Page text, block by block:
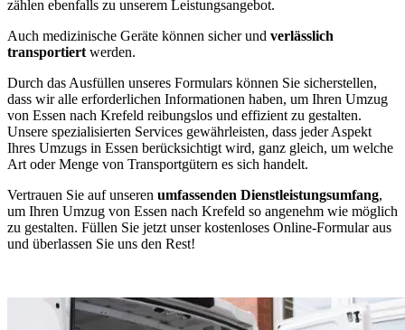
zählen ebenfalls zu unserem Leistungsangebot.
Auch medizinische Geräte können sicher und verlässlich
transportiert werden.
Durch das Ausfüllen unseres Formulars können Sie sicherstellen,
dass wir alle erforderlichen Informationen haben, um Ihren Umzug
von Essen nach Krefeld reibungslos und effizient zu gestalten.
Unsere spezialisierten Services gewährleisten, dass jeder Aspekt
Ihres Umzugs in Essen berücksichtigt wird, ganz gleich, um welche
Art oder Menge von Transportgütern es sich handelt.
Vertrauen Sie auf unseren umfassenden Dienstleistungsumfang,
um Ihren Umzug von Essen nach Krefeld so angenehm wie möglich
zu gestalten. Füllen Sie jetzt unser kostenloses Online-Formular aus
und überlassen Sie uns den Rest!